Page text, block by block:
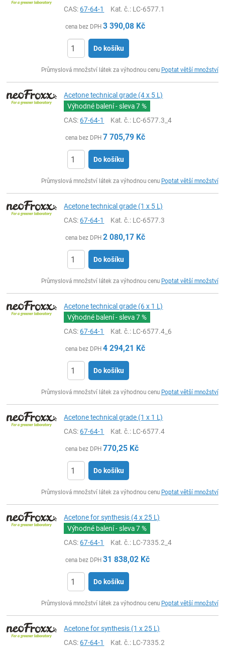
CAS:67-64-1 Kat. č.: LC-6577.1
cena bez DPH 3 390,08 Kč
Do košíku
Průmyslová množství látek za výhodnou cenu Poptat větší množství
Acetone technical grade (4 x 5 L)
Výhodné balení - sleva7 %
CAS:67-64-1 Kat. č.: LC-6577.3_4
cena bez DPH 7 705,79 Kč
Do košíku
Průmyslová množství látek za výhodnou cenu Poptat větší množství
Acetone technical grade (1 x 5 L)
CAS:67-64-1 Kat. č.: LC-6577.3
cena bez DPH 2 080,17 Kč
Do košíku
Průmyslová množství látek za výhodnou cenu Poptat větší množství
Acetone technical grade (6 x 1 L)
Výhodné balení - sleva7 %
CAS:67-64-1 Kat. č.: LC-6577.4_6
cena bez DPH 4 294,21 Kč
Do košíku
Průmyslová množství látek za výhodnou cenu Poptat větší množství
Acetone technical grade (1 x 1 L)
CAS:67-64-1 Kat. č.: LC-6577.4
cena bez DPH 770,25 Kč
Do košíku
Průmyslová množství látek za výhodnou cenu Poptat větší množství
Acetone for synthesis (4 x 25 L)
Výhodné balení - sleva7 %
CAS:67-64-1 Kat. č.: LC-7335.2_4
cena bez DPH 31 838,02 Kč
Do košíku
Průmyslová množství látek za výhodnou cenu Poptat větší množství
Acetone for synthesis (1 x 25 L)
CAS:67-64-1 Kat. č.: LC-7335.2